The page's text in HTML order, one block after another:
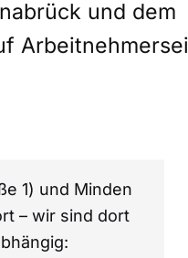
und dem
1) und Minden
– wir sind dort